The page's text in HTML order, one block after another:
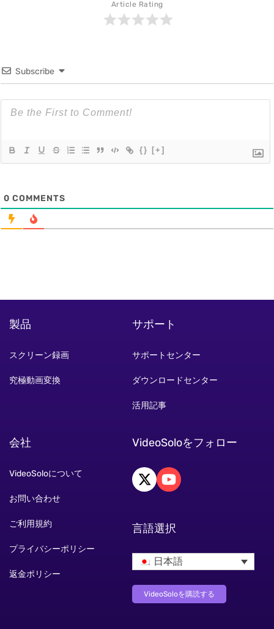
Article Rating
Subscribe
{} [+]
0 COMMENTS
製品
スクリーン録画
究極動画変換
サポート
サポートセンター
ダウンロードセンター
活用記事
会社
VideoSoloについて
お問い合わせ
ご利用規約
プライバシーポリシー
返金ポリシー
VideoSoloをフォロー
言語選択
日本語
VideoSoloを購読する